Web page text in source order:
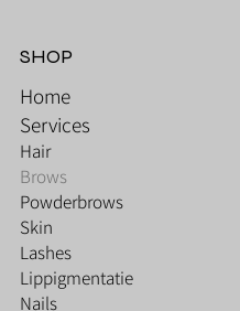
SHOP
Home
Services
Hair
Brows
Powderbrows
Skin
Lashes
Lippigmentatie
Nails